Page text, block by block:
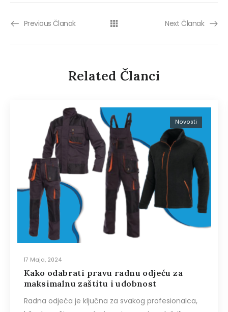
Previous Članak Next Članak
Related Članci
17 Maja, 2024
Novosti
Kako odabrati pravu radnu odjeću za
maksimalnu zaštitu i udobnost
Radna odjeća je ključna za svakog profesionalca,